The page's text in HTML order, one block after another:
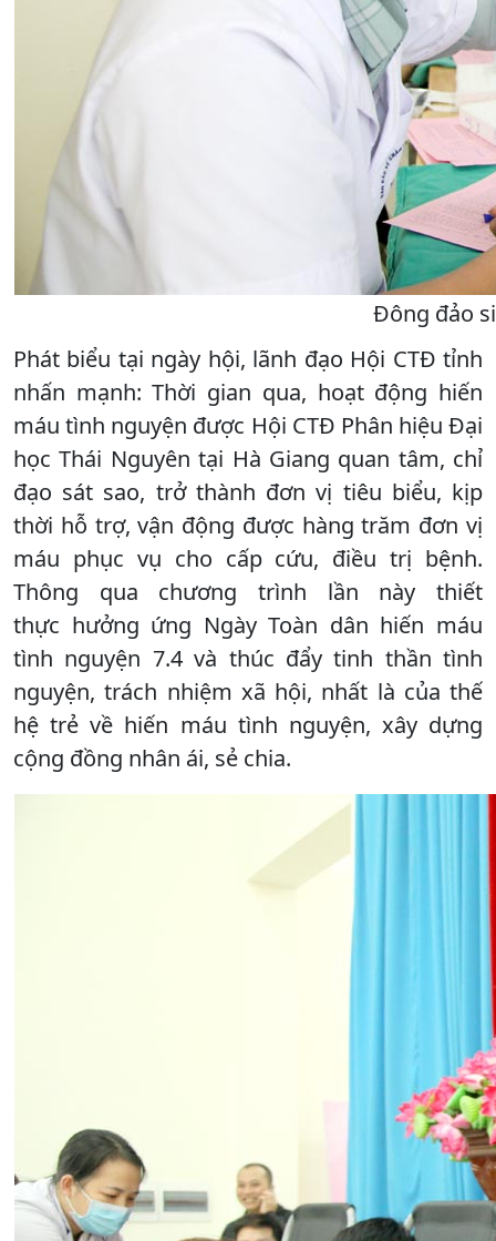
Đông đảo
Phát biểu tại ngày hội, lãnh đạo Hội CTĐ tỉnh
nhấn mạnh: Thời gian qua, hoạt động hiến
máu tình nguyện được Hội CTĐ Phân hiệu Đại
học Thái Nguyên tại Hà Giang quan tâm, chỉ
đạo sát sao, trở thành đơn vị tiêu biểu, kịp
thời hỗ trợ, vận động được hàng trăm đơn vị
máu phục vụ cho cấp cứu, điều trị bệnh.
Thông qua chương trình lần này thiết
thực hưởng ứng Ngày Toàn dân hiến máu
tình nguyện 7.4 và thúc đẩy tinh thần tình
nguyện, trách nhiệm xã hội, nhất là của thế
hệ trẻ về hiến máu tình nguyện, xây dựng
cộng đồng nhân ái, sẻ chia.